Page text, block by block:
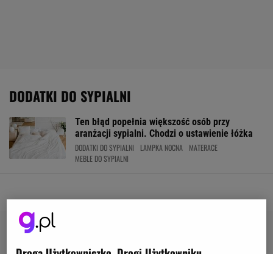
DODATKI DO SYPIALNI
Ten błąd popełnia większość osób przy
aranżacji sypialni. Chodzi o ustawienie łóżka
DODATKI DO SYPIALNI LAMPKA NOCNA
MATERACE
MEBLE DO SYPIALNI